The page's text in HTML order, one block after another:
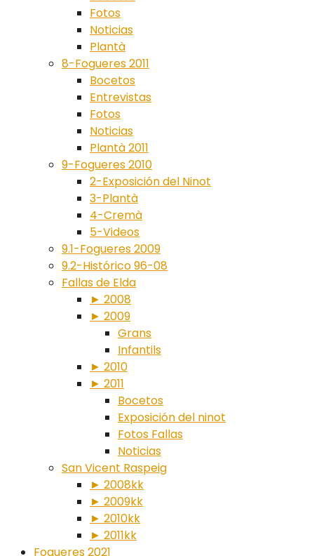
Fotos
Noticias
Plantà
8-Fogueres 2011
Bocetos
Entrevistas
Fotos
Noticias
Plantà 2011
9-Fogueres 2010
2-Exposición del Ninot
3-Plantà
4-Cremà
5-Videos
9.1-Fogueres 2009
9.2-Histórico 96-08
Fallas de Elda
► 2008
► 2009
Grans
Infantils
► 2010
► 2011
Bocetos
Exposición del ninot
Fotos Fallas
Noticias
San Vicent Raspeig
► 2008kk
► 2009kk
► 2010kk
► 2011kk
Fogueres 2021